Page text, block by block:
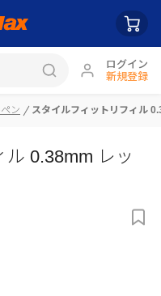
ログイン
新規登録
ン スタイルフィットリフィル
0.38mm レッ